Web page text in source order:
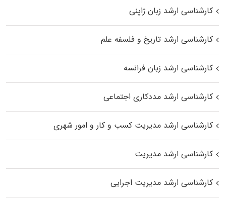
کارشناسی ارشد زبان ژاپنی
کارشناسی ارشد تاریخ و فلسفه علم
کارشناسی ارشد زبان فرانسه
کارشناسی ارشد مددکاری اجتماعی
کارشناسی ارشد مدیریت کسب و کار و امور شهری
کارشناسی ارشد مدیریت
کارشناسی ارشد مدیریت اجرایی